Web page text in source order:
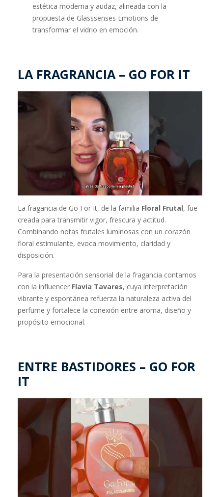
estética moderna y audaz, alineada con la
propuesta de Glasssenses Emotions de
transformar el vidrio en emoción.
LA FRAGRANCIA – GO FOR IT
La fragancia de Go For It, de la familia Floral Frutal, fue
creada para transmitir vigor, frescura y actitud.
Combinando notas frutales luminosas con un corazón
floral estimulante, evoca movimiento, claridad y
disposición.
Para la presentación sensorial de la fragancia contamos
con la influencer Flavia Tavares, cuya interpretación
vibrante y espontánea refuerza la naturaleza activa del
perfume y fortalece la conexión entre aroma, diseño y
propósito emocional.
ENTRE BASTIDORES – GO FOR
IT